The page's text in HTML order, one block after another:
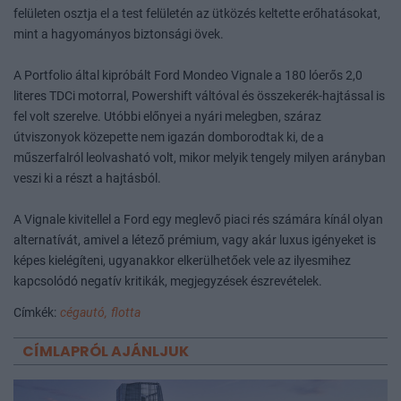
felületen osztja el a test felületén az ütközés keltette erőhatásokat,
mint a hagyományos biztonsági övek.
A Portfolio által kipróbált Ford Mondeo Vignale a 180 lóerős 2,0
literes TDCi motorral, Powershift váltóval és összekerék-hajtással is
fel volt szerelve. Utóbbi előnyei a nyári melegben, száraz
útviszonyok közepette nem igazán domborodtak ki, de a
műszerfalról leolvasható volt, mikor melyik tengely milyen arányban
veszi ki a részt a hajtásból.
A Vignale kivitellel a Ford egy meglevő piaci rés számára kínál olyan
alternatívát, amivel a létező prémium, vagy akár luxus igényeket is
képes kielégíteni, ugyanakkor elkerülhetőek vele az ilyesmihez
kapcsolódó negatív kritikák, megjegyzések észrevételek.
Címkék: cégautó, flotta
CÍMLAPRÓL AJÁNLJUK